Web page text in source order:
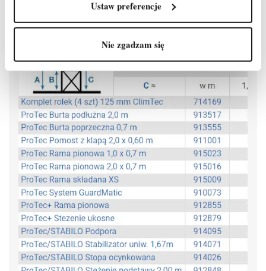
Ustaw preferencje
Nie zgadzam się
Atestowane przez TÜV, nośność 200 kg/m² według PN EN